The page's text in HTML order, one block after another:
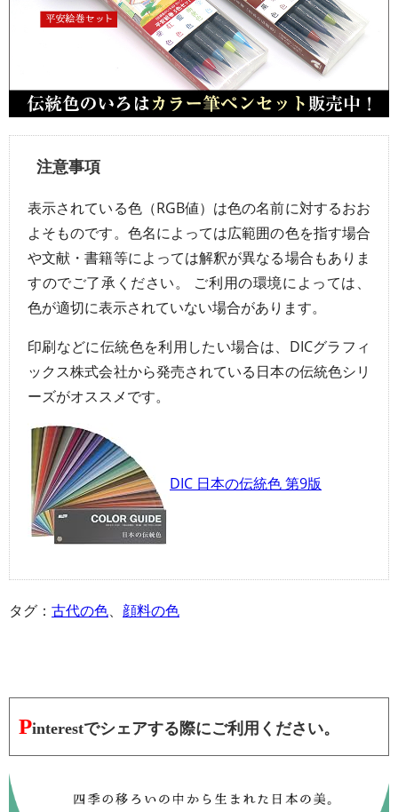
注意事項
表示されている色（RGB値）は色の名前に対するおお
よそものです。色名によっては広範囲の色を指す場合
や文献・書籍等によっては解釈が異なる場合もありま
すのでご了承ください。 ご利用の環境によっては、
色が適切に表示されていない場合があります。
印刷などに伝統色を利用したい場合は、DICグラフィ
ックス株式会社から発売されている日本の伝統色シリ
ーズがオススメです。
DIC 日本の伝統色 第9版
タグ： 古代の色、 顔料の色
Pinterestでシェアする際にご利用ください。